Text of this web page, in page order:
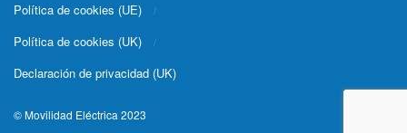
Política de cookies (UE)
Política de cookies (UK)
Declaración de privacidad (UK)
© Movilidad Eléctrica 2023